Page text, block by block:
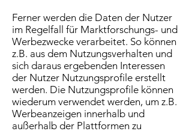
Ferner werden die Daten der Nutzer
im Regelfall für Marktforschungs- und
Werbezwecke verarbeitet. So können
z.B. aus dem Nutzungsverhalten und
sich daraus ergebenden Interessen
der Nutzer Nutzungsprofile erstellt
werden. Die Nutzungsprofile können
wiederum verwendet werden, um z.B.
Werbeanzeigen innerhalb und
außerhalb der Plattformen zu